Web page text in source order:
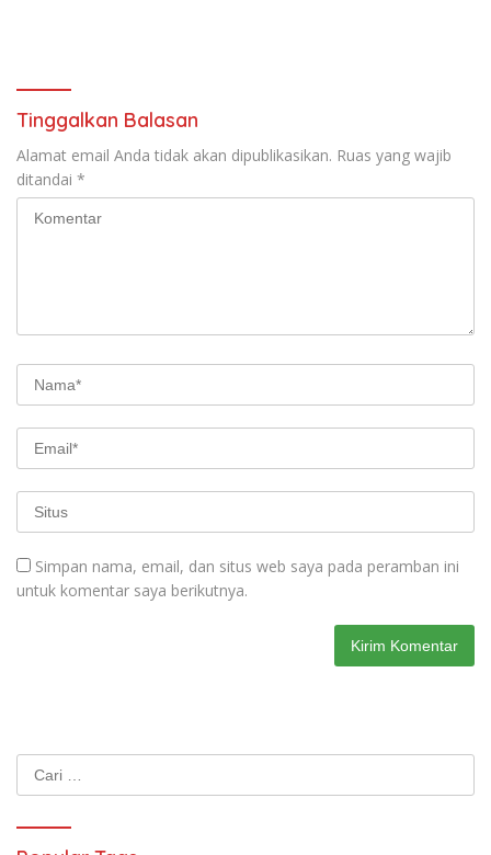
Tinggalkan Balasan
Alamat email Anda tidak akan dipublikasikan. Ruas yang wajib
ditandai *
Simpan nama, email, dan situs web saya pada peramban ini
untuk komentar saya berikutnya.
Cari
untuk: